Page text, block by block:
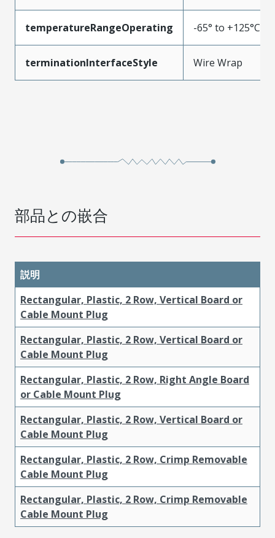
temperatureRangeOperating -65° to +125°C
terminationInterfaceStyle Wire Wrap
部品との嵌合
説明
Rectangular, Plastic, 2 Row, Vertical Board or
Cable Mount Plug
Rectangular, Plastic, 2 Row, Vertical Board or
Cable Mount Plug
Rectangular, Plastic, 2 Row, Right Angle Board
or Cable Mount Plug
Rectangular, Plastic, 2 Row, Vertical Board or
Cable Mount Plug
Rectangular, Plastic, 2 Row, Crimp Removable
Cable Mount Plug
Rectangular, Plastic, 2 Row, Crimp Removable
Cable Mount Plug